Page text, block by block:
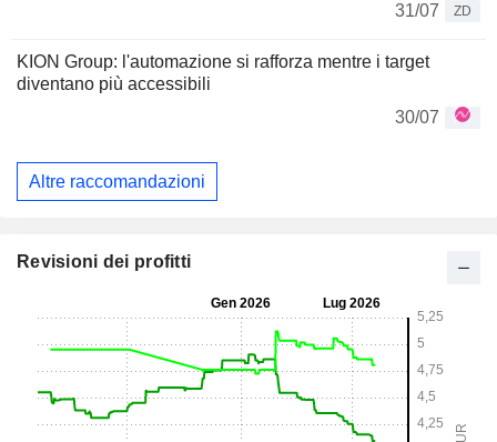
31/07
ZD
KION Group: l'automazione si rafforza mentre i target
diventano più accessibili
30/07
Altre raccomandazioni
Revisioni dei profitti